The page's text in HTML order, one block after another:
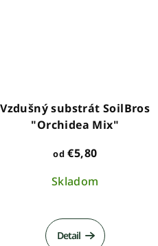
Vzdušný substrát SoilBros
"Orchidea Mix"
od€5,80
Skladom
Detail